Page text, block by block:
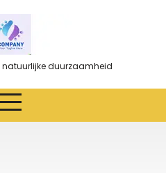
duurzaamheid